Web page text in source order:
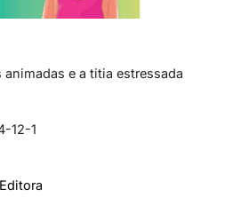
animadas e a titia estressada
12-1